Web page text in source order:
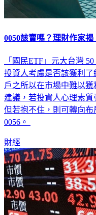
「國民ETF」元大台灣
投資人考慮是否該獲利
戶之所以在市場中難以獲
建議，若投資人心理素質
但若抱不住，則可轉向布
財經